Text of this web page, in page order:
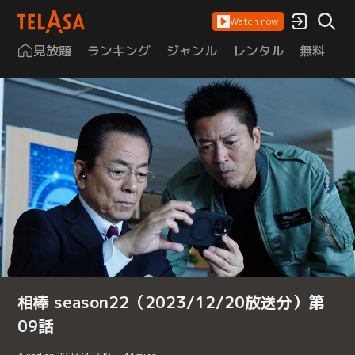
Watch now
見放題 ランキング ジャンル レンタル 無料
相棒 season22（2023/12/20放送分）第
09話